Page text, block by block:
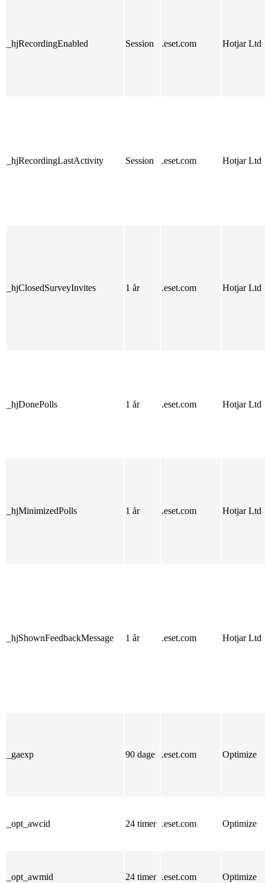
_hjRecordingEnabled Session .eset.com Hotjar Ltd
_hjRecordingLastActivity Session .eset.com Hotjar Ltd
_hjClosedSurveyInvites 1 år .eset.com Hotjar Ltd
_hjDonePolls 1 år .eset.com Hotjar Ltd
_hjMinimizedPolls 1 år .eset.com Hotjar Ltd
_hjShownFeedbackMessage 1 år .eset.com Hotjar Ltd
_gaexp 90 dage .eset.com Optimize
_opt_awcid 24 timer .eset.com Optimize
_opt_awmid 24 timer .eset.com Optimize